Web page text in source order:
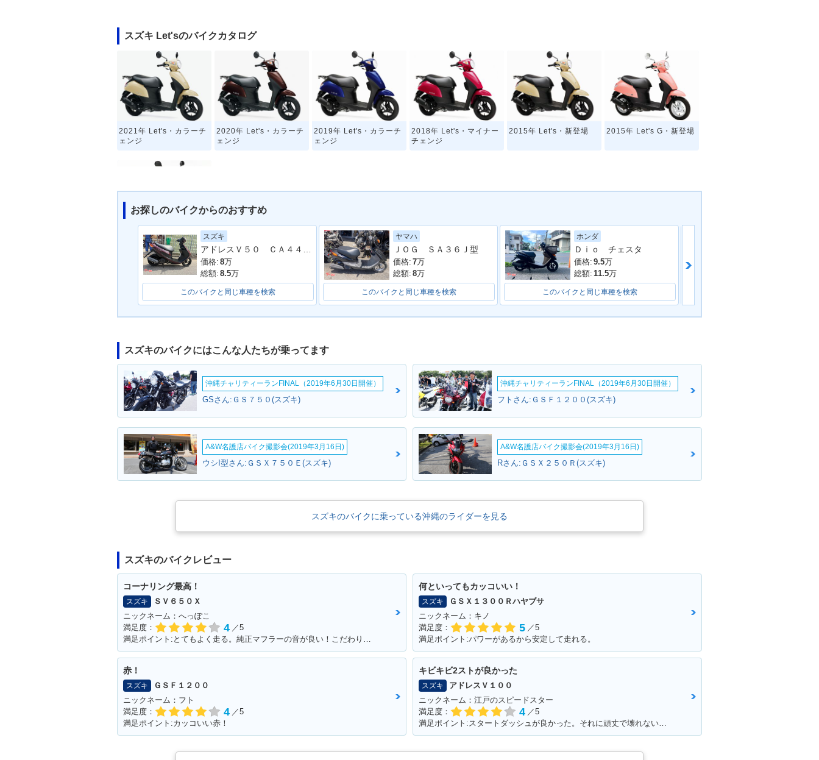
スズキ Let'sのバイクカタログ
2021年 Let's・カラーチ
ェンジ
2020年 Let's・カラーチ
ェンジ
2019年 Let's・カラーチ
ェンジ
2018年 Let's・マイナー
チェンジ
2015年 Let's・新登場 2015年 Let's G・新登場
1996年 Let's・新登場
お探しのバイクからのおすすめ
スズキ
価格: 8万
総額: 8.5万
このバイクと同じ車種を検索
ヤマハ
ＪＯＧ ＳＡ３６Ｊ型
価格: 7万
総額: 8万
このバイクと同じ車種を検索
ホンダ
Ｄｉｏ チェスタ
価格: 9.5万
総額: 11.5万
このバイクと同じ車種を検索
スズキのバイクにはこんな人たちが乗ってます
沖縄チャリティーランFINAL（2019年6月30日開催）
GSさん:ＧＳ７５０(スズキ)
沖縄チャリティーランFINAL（2019年6月30日開催）
フトさん:ＧＳＦ１２００(スズキ)
A&W名護店バイク撮影会(2019年3月16日)
ウシI型さん:ＧＳＸ７５０Ｅ(スズキ)
A&W名護店バイク撮影会(2019年3月16日)
Rさん:ＧＳＸ２５０Ｒ(スズキ)
スズキのバイクに乗っている沖縄のライダーを見る
スズキのバイクレビュー
コーナリング最高！
スズキ
ＳＶ６５０Ｘ
ニックネーム：へっぽこ
満足度：
4 ／5
満足ポイント:とてもよく走る。純正マフラーの音が良い！こだわりはへっぽこステッカー！
何といってもカッコいい！
スズキ
ＧＳＸ１３００Ｒハヤブサ
ニックネーム：キノ
満足度：
5 ／5
満足ポイント:パワーがあるから安定して走れる。
赤！
スズキ
ＧＳＦ１２００
ニックネーム：フト
満足度：
4 ／5
満足ポイント:カッコいい赤！
キビキビ2ストが良かった
スズキ
アドレスＶ１００
ニックネーム：江戸のスピードスター
満足度：
4 ／5
満足ポイント:スタートダッシュが良かった。それに頑丈で壊れない。燃費はそこそこ。あと、足元もフラットで、リアにはボックスを付ければ、相当量を運べます。シート下は、フルフェイスがしっかりと格納できました。あとはフロントの内側収納もたっぷりサイズで、500のペットボトルも入ります。企画でやった、V100 ツーリングは今でも思い出になってます。そんな便利な一台です。